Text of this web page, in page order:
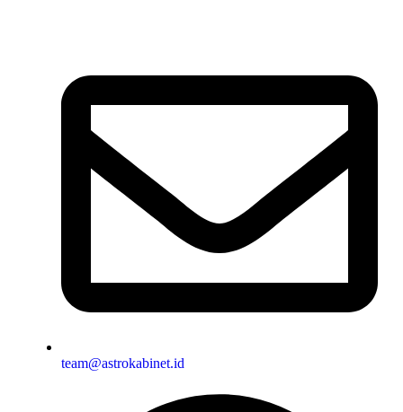
team@astrokabinet.id